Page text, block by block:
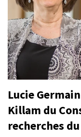
Lucie
Killam du
recherches